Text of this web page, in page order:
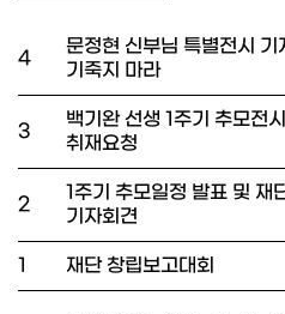
4
문정현 신부님 특별전시
기죽지 마라
3
백기완 선생 1주기 추모전
취재요청
2
1주기 추모일정 발표 및 재
기자회견
1 재단 창립보고대회